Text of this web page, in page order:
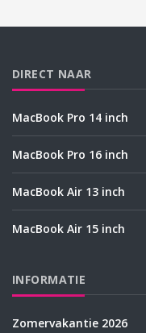
DIRECT NAAR
MacBook Pro 14 inch
MacBook Pro 16 inch
MacBook Air 13 inch
MacBook Air 15 inch
INFORMATIE
Zomervakantie 2026